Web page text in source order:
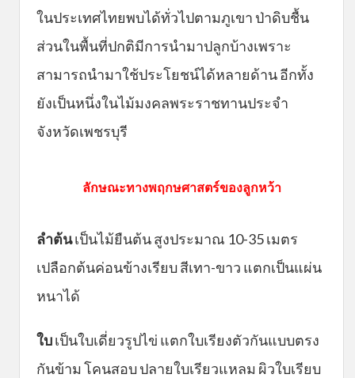
ในประเทศไทยพบได้ทั่วไปตามภูเขา ป่าดิบชื้น
ส่วนในพื้นที่ปกติมีการนำมาปลูกบ้างเพราะ
สามารถนำมาใช้ประโยชน์ได้หลายด้าน อีกทั้ง
ยังเป็นหนึ่งในไม้มงคลพระราชทานประจำ
จังหวัดเพชรบุรี
ลักษณะทางพฤกษศาสตร์ของลูกหว้า
ลำต้นเป็นไม้ยืนต้น สูงประมาณ 10-35 เมตร
เปลือกต้นค่อนข้างเรียบ สีเทา-ขาว แตกเป็นแผ่น
หนาได้
ใบเป็นใบเดี่ยวรูปไข่ แตกใบเรียงตัวกันแบบตรง
กันข้าม โคนสอบ ปลายใบเรียวแหลม ผิวใบเรียบ